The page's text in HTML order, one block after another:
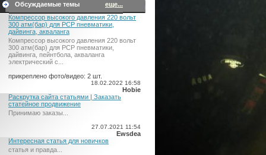
Обсуждаемые темы
еще...
Компрессор высокого давления 220 вольт
300 атм(бар) для PCP пневматики,
дайвинга, акваланга
Компрессор высокого давления 220 вольт
300 атм(бар) для PCP пневматики,
дайвинга, пейнтбола, акваланга
электрический c...
прикреплено фото/видео: 2 шт.
18.02.2022 16:58
Hobie
Раскрутка сайта статьями | Заказать
статейное продвижение
Принимаю заказы...
27.07.2021 11:54
Ewsdea
Интересная статья для новичков
статья и правда...